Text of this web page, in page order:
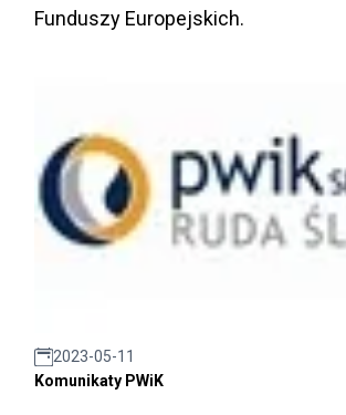
Funduszy Europejskich.
2023-05-11
Komunikaty PWiK